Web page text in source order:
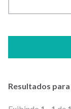
Resultados